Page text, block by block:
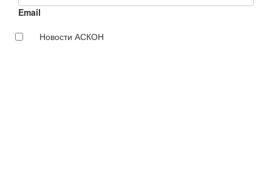
Email
Новости АСКОН